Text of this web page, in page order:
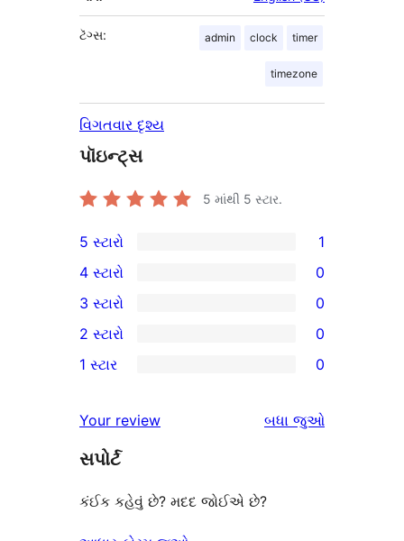
ટૅગ્સ: admin clock timer
timezone
વિગતવાર દૃશ્ય
પૉઇન્ટ્સ
5 માંથી 5 સ્ટાર.
1
5-
સ્ટાર
સમીક્ષા
5 સ્ટારો 1
4-
સ્ટાર
સમીક્ષાઓ
4 સ્ટારો 0
0
3-
સ્ટાર
3 સ્ટારો 0
2-
સમીક્ષાઓ
2 સ્ટારો 0
સ્ટાર
સમીક્ષાઓ
1 સ્ટાર 0
Your review બધા સમીક્ષાઓ
જુઓ
સપોર્ટ
કંઈક કહેવું છે? મદદ જોઈએ છે?